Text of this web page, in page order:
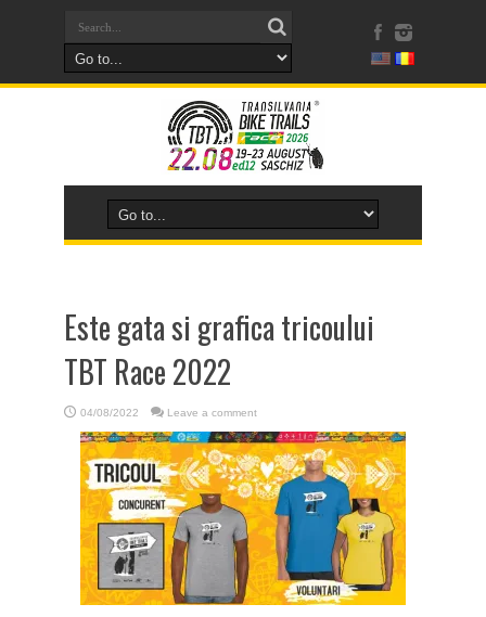
Este gata si grafica tricoului
TBT Race 2022
04/08/2022 Leave a comment